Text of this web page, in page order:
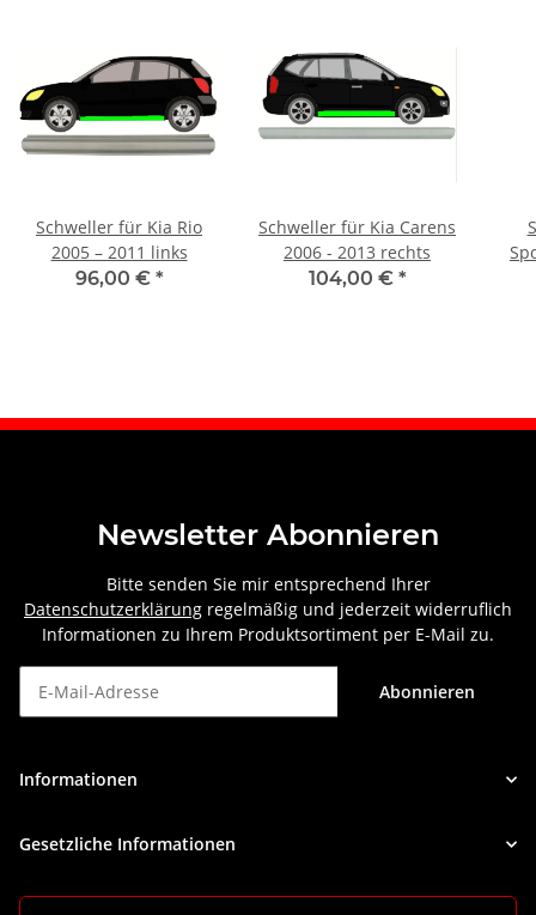
Schweller für Kia Rio
2005 – 2011 links
96,00 € *
Schweller für Kia Carens
2006 - 2013 rechts
104,00 € *
Newsletter Abonnieren
Bitte senden Sie mir entsprechend Ihrer
Datenschutzerklärung regelmäßig und jederzeit widerruflich
Informationen zu Ihrem Produktsortiment per E-Mail zu.
Abonnieren
Informationen
Gesetzliche Informationen